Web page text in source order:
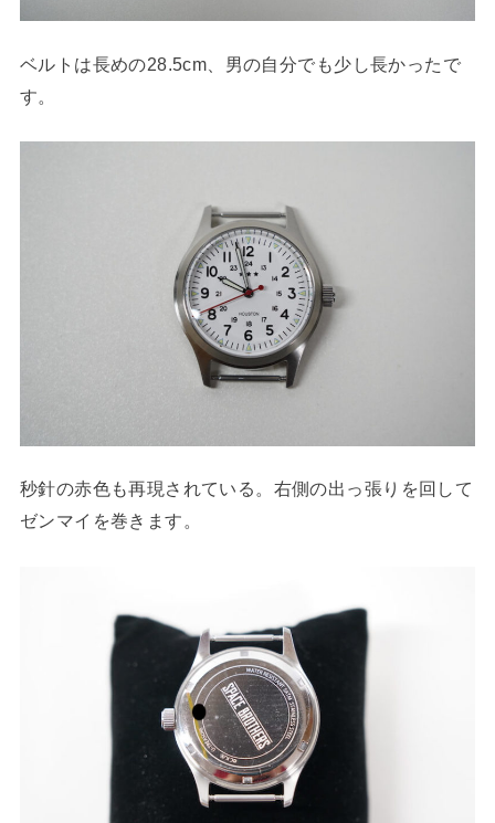
ベルトは長めの28.5cm、男の自分でも少し長かったで
す。
秒針の赤色も再現されている。右側の出っ張りを回して
ゼンマイを巻きます。